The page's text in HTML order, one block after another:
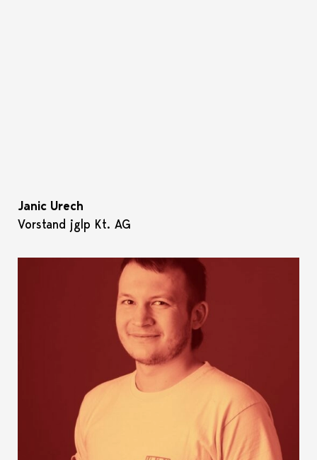
Janic Urech
Vorstand jglp Kt. AG